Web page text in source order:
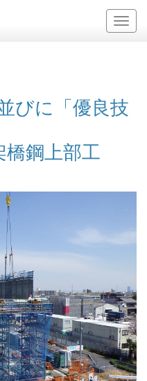
びに「優良技
橋鋼上部工